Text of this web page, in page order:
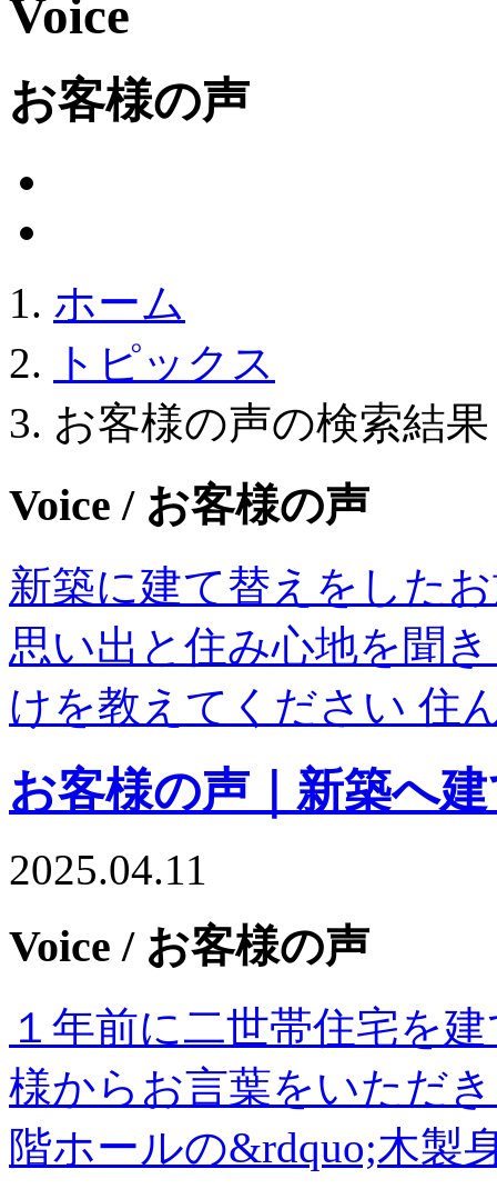
Voice
お客様の声
ホーム
トピックス
お客様の声の検索結果
Voice / お客様の声
新築に建て替えをした
思い出と住み心地を聞
けを教えてください 住
お客様の声｜新築へ
2025.04.11
Voice / お客様の声
１年前に二世帯住宅を
様からお言葉をいただ
階ホールの&rdquo;木製